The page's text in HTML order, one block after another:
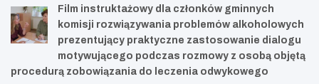
Film instruktażowy dla członków gminnych
komisji rozwiązywania problemów alkoholowych
prezentujący praktyczne zastosowanie dialogu
motywującego podczas rozmowy z osobą objętą
procedurą zobowiązania do leczenia odwykowego